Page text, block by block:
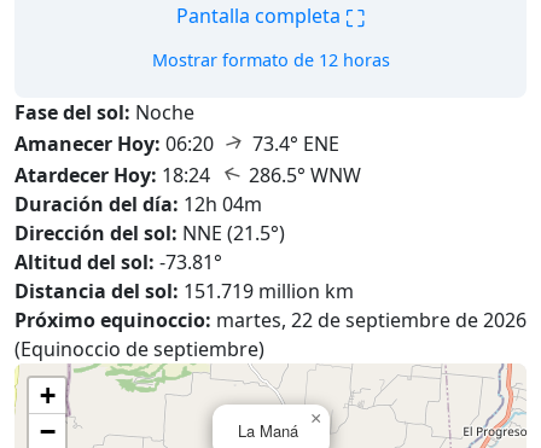
Pantalla completa ⛶
Mostrar formato de 12 horas
Fase del sol: Noche
Amanecer Hoy: 06:20 ↑ 73.4° ENE
Atardecer Hoy: 18:24 ↑ 286.5° WNW
Duración del día: 12h 04m
Dirección del sol: NNE (21.5°)
Altitud del sol: -73.81°
Distancia del sol: 151.719 million km
Próximo equinoccio: martes, 22 de septiembre de 2026
(Equinoccio de septiembre)
La Maná
×
+
−